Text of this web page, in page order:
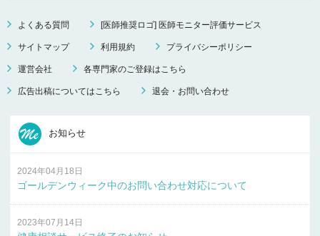
よくある質問 [医師推奨ロゴ] 医師モニター評価サービス
サイトマップ 利用規約 プライバシーポリシー
運営会社 各専門家のご登録はこちら
広告出稿についてはこちら 退会・お問い合わせ
お知らせ
2024年04月18日
ゴールデンウィーク中のお問い合わせ対応について
2023年07月14日